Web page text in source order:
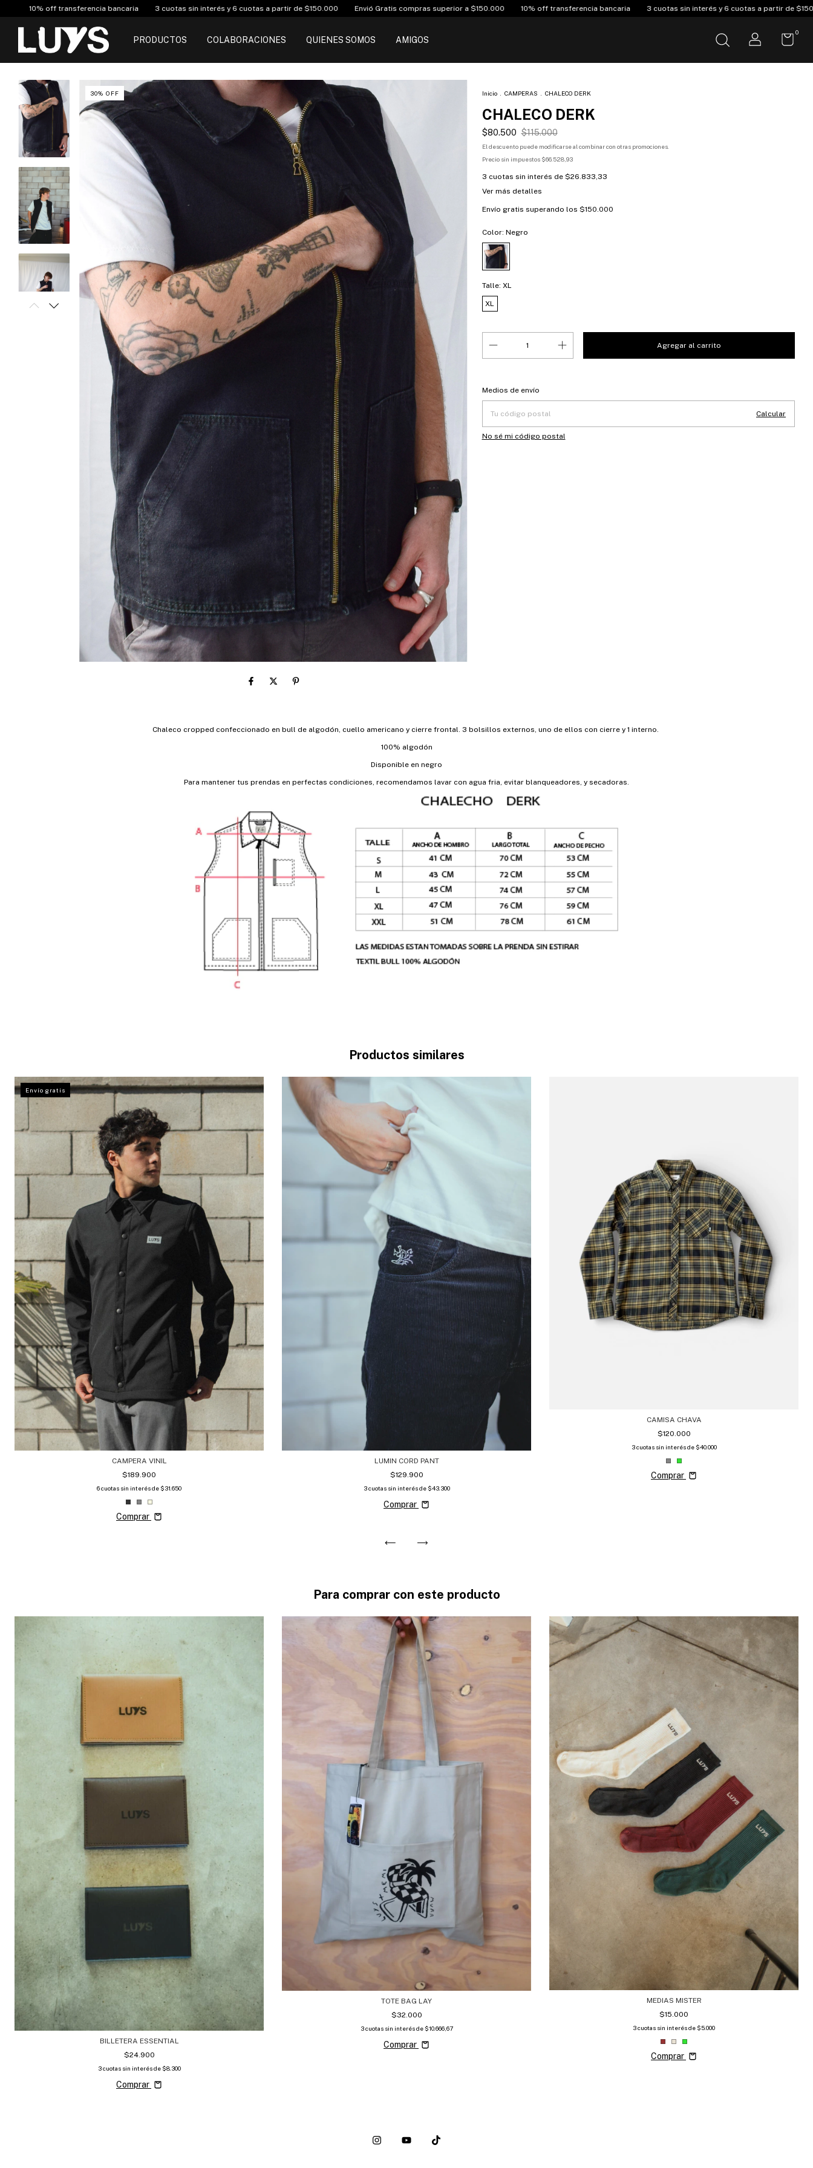
3 cuotas sin interés y 6 cuotas a partir de $150.000 Envió Gratis compras superior a $150.000 10% off transferencia bancaria 3 cuotas sin interés y 6 cuotas a partir de $150.000 Envió Gratis compras
PRODUCTOS COLABORACIONES QUIENES SOMOS AMIGOS
0
30% OFF Inicio CAMPERAS CHALECO DERK
CHALECO DERK
$80.500 $115.000
El descuento puede modificarse al combinar con otras promociones.
Precio sin impuestos $66.528,93
3 cuotas sin interés de $26.833,33
Ver más detalles
Envío gratis superando los $150.000
Color: Negro
Talle: XL
XL
Entregas para el CP:
Medios de envío
Calcular
No sé mi código postal
Chaleco cropped confeccionado en bull de algodón, cuello americano y cierre frontal. 3 bolsillos externos, uno de ellos con cierre y 1 interno.
100% algodón
Disponible en negro
Para mantener tus prendas en perfectas condiciones, recomendamos lavar con agua fria, evitar blanqueadores, y secadoras.
Productos similares
Envío gratis
CAMPERA VINIL
$189.900
6cuotas sin interés de $31.650
Comprar
LUMIN CORD PANT
$129.900
3 cuotas sin interés de $43.300
Comprar
CAMISA CHAVA
$120.000
3 cuotas sin interés de $40.000
Comprar
Para comprar con este producto
BILLETERA ESSENTIAL
$24.900
3 cuotas sin interés de $8.300
Comprar
TOTE BAG LAY
$32.000
3 cuotas sin interés de $10.666,67
Comprar
MEDIAS MISTER
$15.000
3cuotas sin interés de $5.000
Comprar